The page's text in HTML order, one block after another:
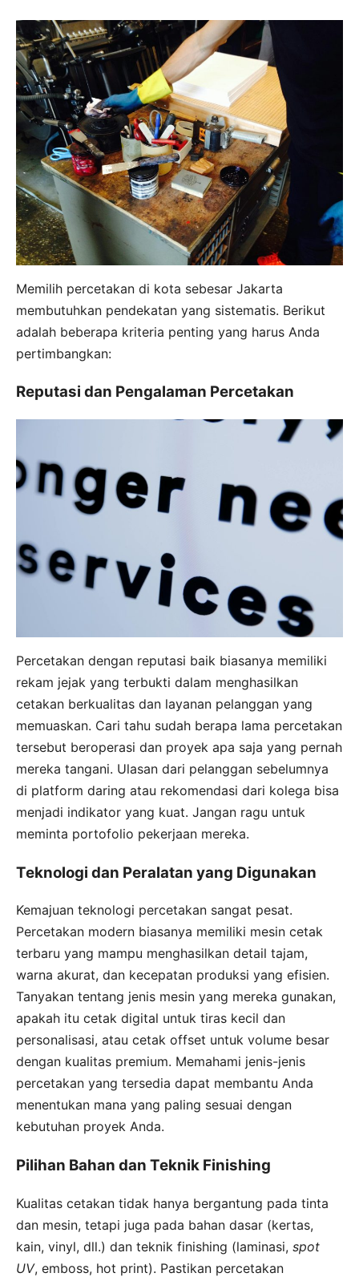
Memilih percetakan di kota sebesar Jakarta
membutuhkan pendekatan yang sistematis. Berikut
adalah beberapa kriteria penting yang harus Anda
pertimbangkan:
Reputasi dan Pengalaman Percetakan
Percetakan dengan reputasi baik biasanya memiliki
rekam jejak yang terbukti dalam menghasilkan
cetakan berkualitas dan layanan pelanggan yang
memuaskan. Cari tahu sudah berapa lama percetakan
tersebut beroperasi dan proyek apa saja yang pernah
mereka tangani. Ulasan dari pelanggan sebelumnya
di platform daring atau rekomendasi dari kolega bisa
menjadi indikator yang kuat. Jangan ragu untuk
meminta portofolio pekerjaan mereka.
Teknologi dan Peralatan yang Digunakan
Kemajuan teknologi percetakan sangat pesat.
Percetakan modern biasanya memiliki mesin cetak
terbaru yang mampu menghasilkan detail tajam,
warna akurat, dan kecepatan produksi yang efisien.
Tanyakan tentang jenis mesin yang mereka gunakan,
apakah itu cetak digital untuk tiras kecil dan
personalisasi, atau cetak offset untuk volume besar
dengan kualitas premium. Memahami jenis-jenis
percetakan yang tersedia dapat membantu Anda
menentukan mana yang paling sesuai dengan
kebutuhan proyek Anda.
Pilihan Bahan dan Teknik Finishing
Kualitas cetakan tidak hanya bergantung pada tinta
dan mesin, tetapi juga pada bahan dasar (kertas,
kain, vinyl, dll.) dan teknik finishing (laminasi, spot
UV, emboss, hot print). Pastikan percetakan